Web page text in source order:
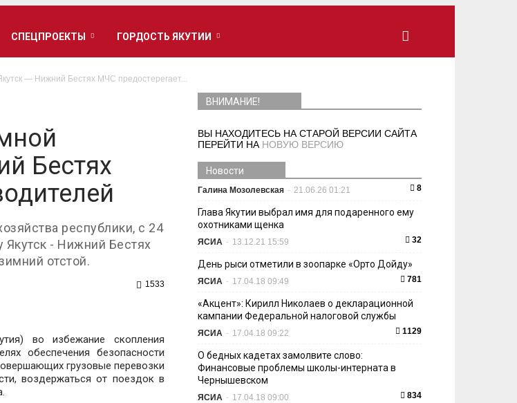
СПЕЦПРОЕКТЫ ГОРДОСТЬ ЯКУТИИ
— Нижний Бестях МЧС предостерегает...
Бестях
республики, с 24
Якутск - Нижний Бестях
отстой.
1533
во избежание скопления
обеспечения безопасности
грузовые перевозки
воздержаться от поездок в
ВНИМАНИЕ!
ВЫ НАХОДИТЕСЬ НА СТАРОЙ ВЕРСИИ САЙТА
ПЕРЕЙТИ НА НОВУЮ ВЕРСИЮ
Новости
Галина Мозолевская - 21.06.26 01:21 8
Глава Якутии выбрал имя для подаренного ему
охотниками щенка
ЯСИА - 13.12.21 15:59 32
День рыси отметили в зоопарке «Орто Дойду»
ЯСИА - 17.04.18 09:49 781
«Акцент»: Кирилл Николаев о декларационной
кампании Федеральной налоговой службы
ЯСИА - 17.04.18 09:22 1129
О бедных кадетах замолвите слово:
Финансовые проблемы школы-интерната в
Чернышевском
ЯСИА - 17.04.18 09:00 834